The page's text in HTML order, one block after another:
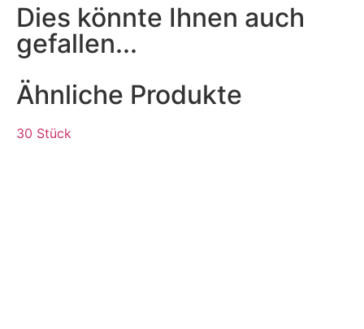
Dies könnte Ihnen auch
gefallen...
Ähnliche Produkte
30 Stück